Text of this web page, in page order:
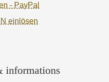
- PayPal
einlösen
informations